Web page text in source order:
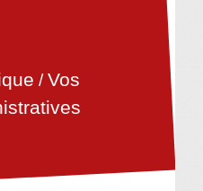
/Vos